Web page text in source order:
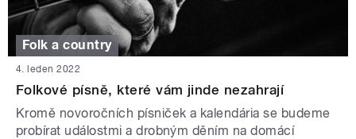
Folk a country
4. leden 2022
Folkové písně, které vám jinde nezahrají
Kromě novoročních písniček a kalendária se budeme
probírat událostmi a drobným děním na domácí